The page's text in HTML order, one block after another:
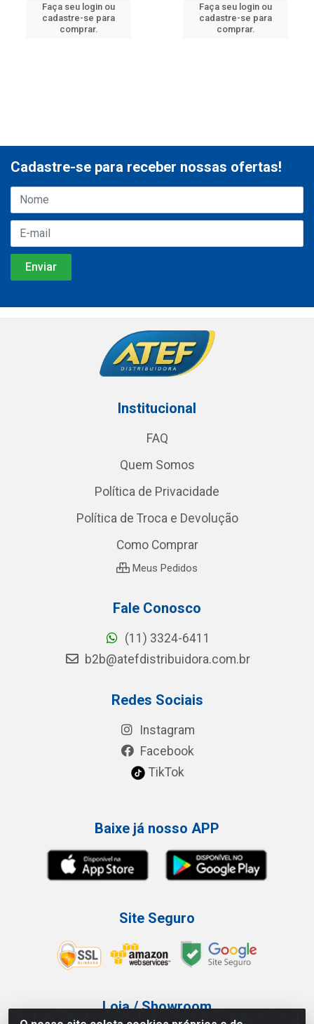
Faça seu login ou
cadastre-se para
comprar.
Faça seu login ou
cadastre-se para
comprar.
Cadastre-se para receber nossas ofertas!
Institucional
FAQ
Quem Somos
Política de Privacidade
Política de Troca e Devolução
Como Comprar
Meus Pedidos
Fale Conosco
(11) 3324-6411
b2b@atefdistribuidora.com.br
Redes Sociais
Instagram
Facebook
TikTok
Baixe já nosso APP
Site Seguro
Loja / Showroom